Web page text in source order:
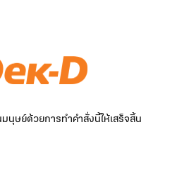
นุษย์ด้วยการทำคำสั่งนี้ให้เสร็จสิ้น